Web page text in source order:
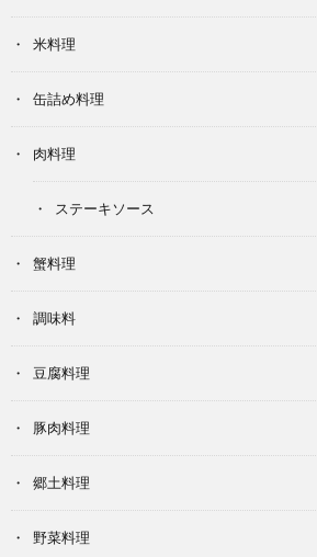
米料理
缶詰め料理
肉料理
ステーキソース
蟹料理
調味料
豆腐料理
豚肉料理
郷土料理
野菜料理